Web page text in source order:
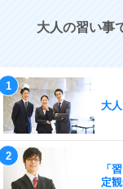
大人の習い事
大
「
定観